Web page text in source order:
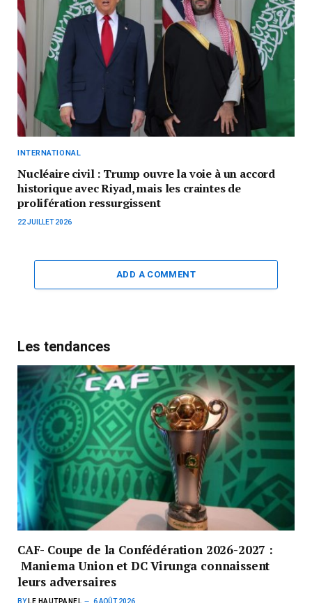
INTERNATIONAL
Nucléaire civil : Trump ouvre la voie à un accord
historique avec Riyad, mais les craintes de
prolifération ressurgissent
22 JUILLET 2026
ADD A COMMENT
Les tendances
CAF- Coupe de la Confédération 2026-2027 :
Maniema Union et DC Virunga connaissent
leurs adversaires